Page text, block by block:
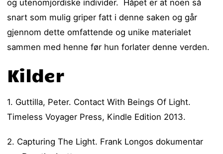
og utenomjordiske individer. Håpet er at noen så
snart som mulig griper fatt i denne saken og går
gjennom dette omfattende og unike materialet
sammen med henne før hun forlater denne verden.
Kilder
1. Guttilla, Peter. Contact With Beings Of Light.
Timeless Voyager Press, Kindle Edition 2013.
2. Capturing The Light. Frank Longos dokumentar